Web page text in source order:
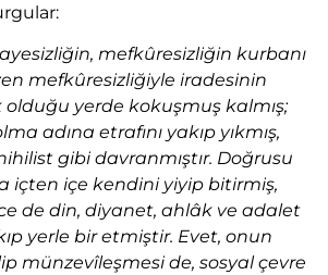
mefkûre­siz­liğin kurbanı
mefkûresizliğiyle iradesinin
yerde kokuşmuş kalmış;
adına etrafını yakıp yıkmış,
gibi davranmıştır. Doğrusu
içten içe kendini yiyip bitirmiş,
de din, diyanet, ahlâk ve adalet
yerle bir etmiştir. Evet, onun
münzevîleşmesi de, sosyal çevre